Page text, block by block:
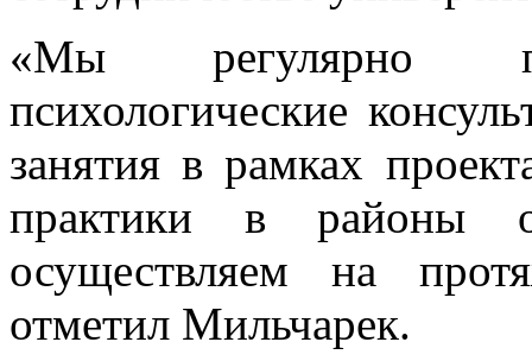
«Мы регулярно
психологические
занятия в рамках
практики в районы
осуществляем на
отметил Мильчарек.